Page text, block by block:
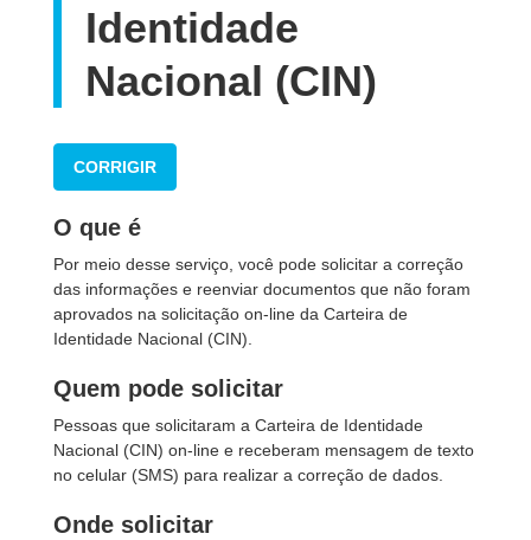
Identidade
Nacional (CIN)
CORRIGIR
O que é
Por meio desse serviço, você pode solicitar a correção
das informações e reenviar documentos que não foram
aprovados na solicitação on-line da Carteira de
Identidade Nacional (CIN).
Quem pode solicitar
Pessoas que solicitaram a Carteira de Identidade
Nacional (CIN) on-line e receberam mensagem de texto
no celular (SMS) para realizar a correção de dados.
Onde solicitar